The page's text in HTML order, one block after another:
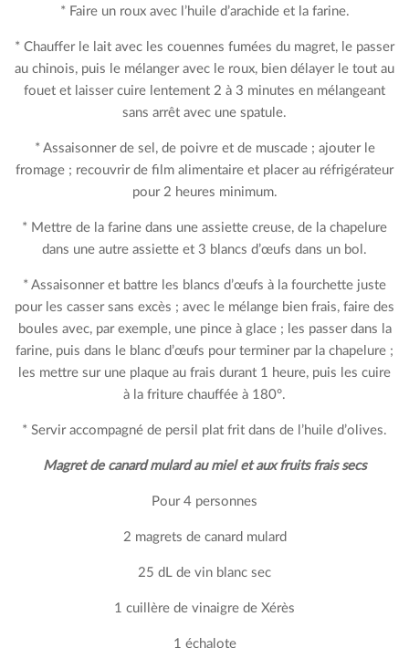
* Faire un roux avec l’huile d’arachide et la farine.
* Chauffer le lait avec les couennes fumées du magret, le passer
au chinois, puis le mélanger avec le roux, bien délayer le tout au
fouet et laisser cuire lentement 2 à 3 minutes en mélangeant
sans arrêt avec une spatule.
* Assaisonner de sel, de poivre et de muscade ; ajouter le
fromage ; recouvrir de film alimentaire et placer au réfrigérateur
pour 2 heures minimum.
* Mettre de la farine dans une assiette creuse, de la chapelure
dans une autre assiette et 3 blancs d’œufs dans un bol.
* Assaisonner et battre les blancs d’œufs à la fourchette juste
pour les casser sans excès ; avec le mélange bien frais, faire des
boules avec, par exemple, une pince à glace ; les passer dans la
farine, puis dans le blanc d’œufs pour terminer par la chapelure ;
les mettre sur une plaque au frais durant 1 heure, puis les cuire
à la friture chauffée à 180°.
* Servir accompagné de persil plat frit dans de l’huile d’olives.
Magret de canard mulard au miel et aux fruits frais secs
Pour 4 personnes
2 magrets de canard mulard
25 dL de vin blanc sec
1 cuillère de vinaigre de Xérès
1 échalote